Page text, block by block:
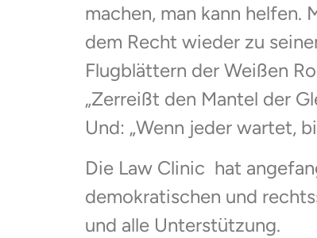
machen, man kann helfen.
dem Recht wieder zu
Flugblättern der Weißen
„Zerreißt den Mantel der
Und: „Wenn jeder wartet,
Die Law Clinic hat
demokratischen und
und alle Unterstützung.